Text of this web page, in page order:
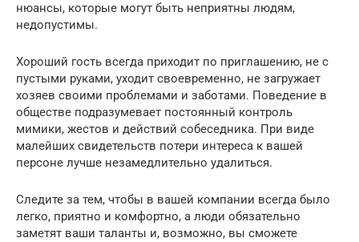
нюансы, которые могут быть неприятны людям,
недопустимы.
Хороший гость всегда приходит по приглашению, не с
пустыми руками, уходит своевременно, не загружает
хозяев своими проблемами и заботами. Поведение в
обществе подразумевает постоянный контроль
мимики, жестов и действий собеседника. При виде
малейших свидетельств потери интереса к вашей
персоне лучше незамедлительно удалиться.
Следите за тем, чтобы в вашей компании всегда было
легко, приятно и комфортно, а люди обязательно
заметят ваши таланты и, возможно, вы сможете